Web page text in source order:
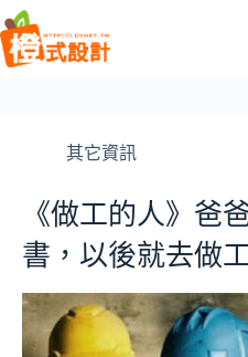
跳
至
主
其它資訊
《做工的人》爸
書，以後就去做